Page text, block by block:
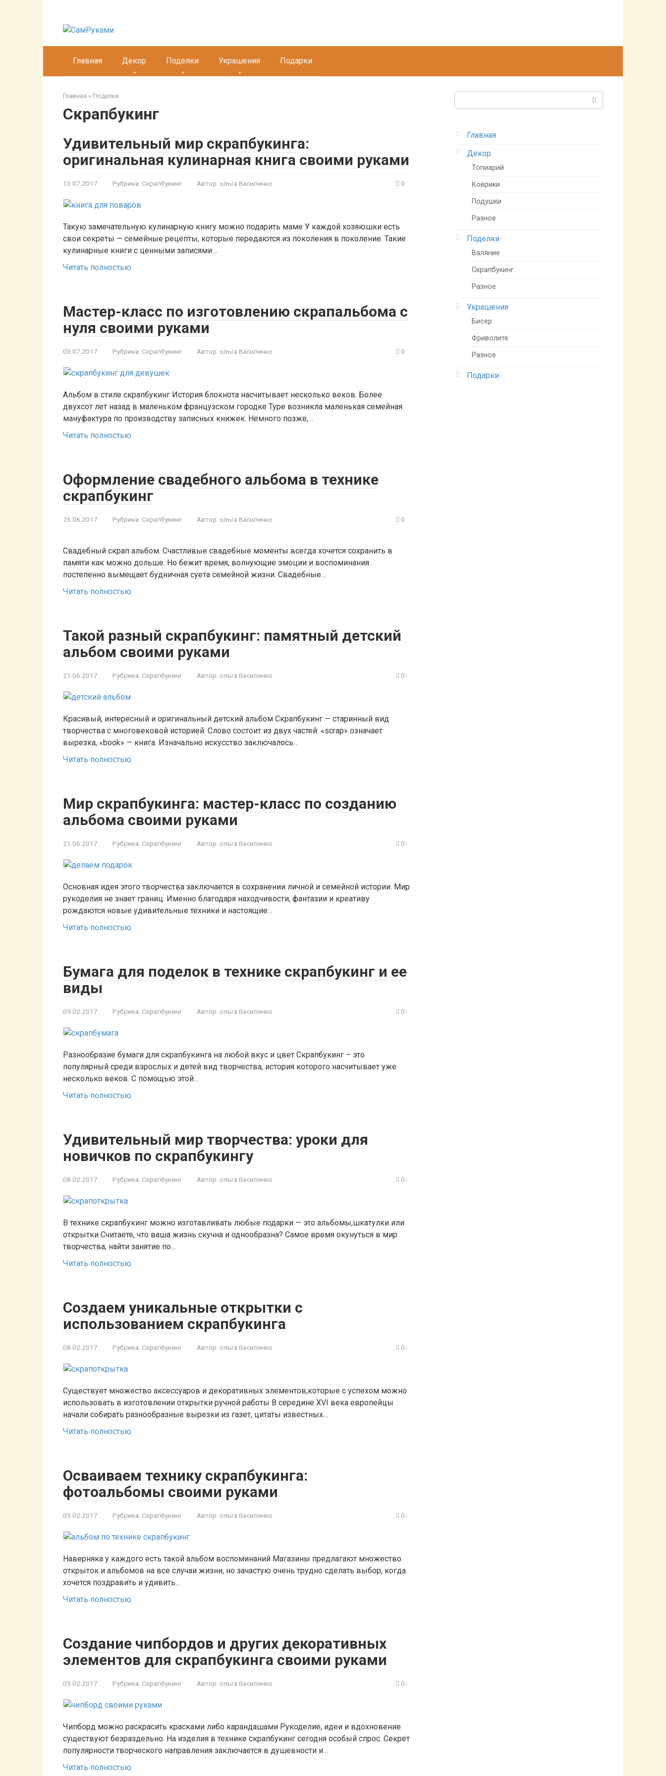
Главная Декор Поделки Украшения Подарки
Главная » Поделки
Скрапбукинг
Удивительный мир скрапбукинга:
оригинальная кулинарная книга своими руками
13.07.2017 Рубрика: Скрапбукинг Автор: ольга Василенко 0
Такую замечательную кулинарную книгу можно подарить маме У каждой хозяюшки есть
свои секреты — семейные рецепты, которые передаются из поколения в поколение. Такие
кулинарные книги с ценными записями…
Читать полностью
Мастер-класс по изготовлению скрапальбома с
нуля своими руками
03.07.2017 Рубрика: Скрапбукинг Автор: ольга Василенко 0
Альбом в стиле скрапбукинг История блокнота насчитывает несколько веков. Более
двухсот лет назад в маленьком французском городке Туре возникла маленькая семейная
мануфактура по производству записных книжек. Немного позже,…
Читать полностью
Оформление свадебного альбома в технике
скрапбукинг
25.06.2017 Рубрика: Скрапбукинг Автор: ольга Василенко 0
Свадебный скрап альбом. Счастливые свадебные моменты всегда хочется сохранить в
памяти как можно дольше. Но бежит время, волнующие эмоции и воспоминания
постепенно вымещает будничная суета семейной жизни. Свадебные…
Читать полностью
Такой разный скрапбукинг: памятный детский
альбом своими руками
21.06.2017 Рубрика: Скрапбукинг Автор: ольга Василенко 0
Красивый, интересный и оригинальный детский альбом Скрапбукинг — старинный вид
творчества с многовековой историей. Слово состоит из двух частей: «scrap» означает
вырезка, «book» — книга. Изначально искусство заключалось…
Читать полностью
Мир скрапбукинга: мастер-класс по созданию
альбома своими руками
21.06.2017 Рубрика: Скрапбукинг Автор: ольга Василенко 0
Основная идея этого творчества заключается в сохранении личной и семейной истории. Мир
рукоделия не знает границ. Именно благодаря находчивости, фантазии и креативу
рождаются новые удивительные техники и настоящие…
Читать полностью
Бумага для поделок в технике скрапбукинг и ее
виды
09.02.2017 Рубрика: Скрапбукинг Автор: ольга Василенко 0
Разнообразие бумаги для скрапбукинга на любой вкус и цвет Скрапбукинг – это
популярный среди взрослых и детей вид творчества, история которого насчитывает уже
несколько веков. С помощью этой…
Читать полностью
Удивительный мир творчества: уроки для
новичков по скрапбукингу
08.02.2017 Рубрика: Скрапбукинг Автор: ольга Василенко 0
В технике скрапбукинг можно изготавливать любые подарки — это альбомы,шкатулки или
открытки Считаете, что ваша жизнь скучна и однообразна? Самое время окунуться в мир
творчества, найти занятие по…
Читать полностью
Создаем уникальные открытки с
использованием скрапбукинга
08.02.2017 Рубрика: Скрапбукинг Автор: ольга Василенко 0
Существует множество аксессуаров и декоративных элементов,которые с успехом можно
использовать в изготовлении открытки ручной работы В середине XVI века европейцы
начали собирать разнообразные вырезки из газет, цитаты известных…
Читать полностью
Осваиваем технику скрапбукинга:
фотоальбомы своими руками
05.02.2017 Рубрика: Скрапбукинг Автор: ольга Василенко 0
Наверняка у каждого есть такой альбом воспоминаний Магазины предлагают множество
открыток и альбомов на все случаи жизни, но зачастую очень трудно сделать выбор, когда
хочется поздравить и удивить…
Читать полностью
Создание чипбордов и других декоративных
элементов для скрапбукинга своими руками
05.02.2017 Рубрика: Скрапбукинг Автор: ольга Василенко 0
Чипборд можно раскрасить красками либо карандашами Рукоделие, идеи и вдохновение
существуют безраздельно. На изделия в технике скрапбукинг сегодня особый спрос. Секрет
популярности творческого направления заключается в душевности и…
Читать полностью
Главная
Декор
Топиарий
Коврики
Подушки
Разное
Поделки
Валяние
Скрапбукинг
Разное
Украшения
Бисер
Фриволите
Разное
Подарки